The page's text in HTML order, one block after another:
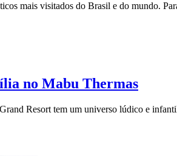
mais visitados do Brasil e do mundo.
no Mabu Thermas
Resort tem um universo lúdico e